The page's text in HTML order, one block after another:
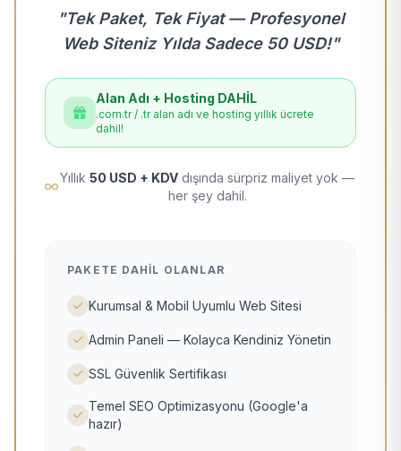
"Tek Paket, Tek Fiyat — Profesyonel
Web Siteniz Yılda Sadece 50 USD!"
Alan Adı + Hosting DAHİL
.com.tr / .tr alan adı ve hosting yıllık ücrete
dahil!
Yıllık 50 USD + KDV dışında sürpriz maliyet yok —
her şey dahil.
PAKETE DAHIL OLANLAR
Kurumsal & Mobil Uyumlu Web Sitesi
Admin Paneli — Kolayca Kendiniz Yönetin
SSL Güvenlik Sertifikası
Temel SEO Optimizasyonu (Google'a
hazır)